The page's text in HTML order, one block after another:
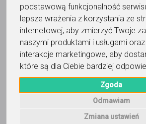
podstawową funkcjonalność
lepsze wrażenia z korzystania ze
internetowej, aby zmierzyć Twoje
naszymi produktami i usługami
interakcje marketingowe, aby
które są dla Ciebie bardziej
Zgoda
Odmawiam
Zmiana ustawień
Michał Kruk
Wyślij wiadomość
Ostatnia aktywność: